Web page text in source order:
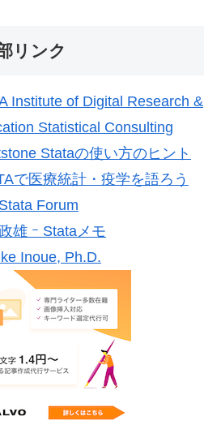
リンク
Institute of Digital Research &
Statistical Consulting
Stataの使い方のヒント
で医療統計・疫学を語ろう
Forum
雄 ｰ Stataメモ
Inoue, Ph.D.